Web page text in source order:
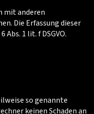
mit anderen
Die Erfassung dieser
1 lit. f DSGVO.
so genannte
keinen Schaden an